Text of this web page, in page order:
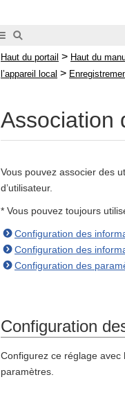
Haut du portail > Haut du
l’appareil local >
Association
Vous pouvez associer des
d’utilisateur.
* Vous pouvez toujours
Configuration des
Configuration des
Configuration des
Configuration
Configurez ce réglage avec
paramètres.